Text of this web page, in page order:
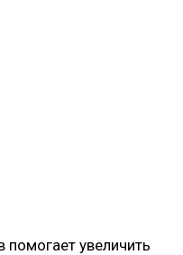
помогает увеличить